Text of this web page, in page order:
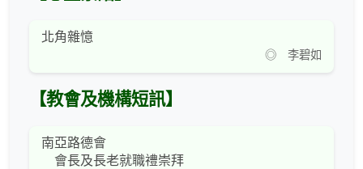
北角雜憶
◎ 李碧如
【教會及機構短訊】
南亞路德會
會長及長老就職禮崇拜